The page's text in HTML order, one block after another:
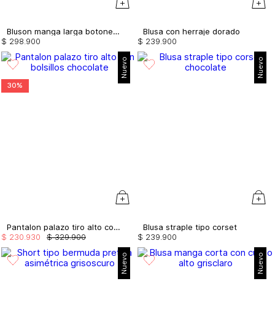
Bluson manga larga botones de lujo
$ 298 900
Blusa con herraje dorado
$ 239 900
Nuevo
30%
Pantalon palazo tiro alto con bolsillos
$ 329.900
$ 230 930
Nuevo
Blusa straple tipo corset
$ 239 900
Nuevo Nuevo